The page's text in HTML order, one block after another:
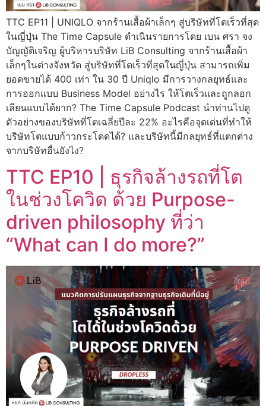
TTC EP11 | UNIQLO จากร้านเสื้อผ้าเล็กๆ สู่บริษัทที่โตเร็วที่สุด
ในญี่ปุ่น The Time Capsule ดำเนินรายการโดย เบน ศรา จง
บัญญัติเจริญ ผู้บริหารบริษัท LiB Consulting จากร้านเสื้อผ้า
เล็กๆในต่างจังหวัด สู่บริษัทที่โตเร็วที่สุดในญี่ปุ่น สามารถเพิ่ม
ยอดขายได้ 400 เท่า ใน 30 ปี Uniqlo มีการวางกลยุทธ์และ
การออกแบบ Business Model อย่างไร ให้โตเร็วและถูกลอก
เลียนแบบได้ยาก? The Time Capsule Podcast นำท่านไปดู
ตัวอย่างของบริษัทที่โตเฉลี่ยปีละ 22% อะไรคือจุดเด่นที่ทำให้
บริษัทโตแบบก้าวกระโดดได้? และบริษัทนี้มีกลยุทธ์ที่แตกต่าง
จากบริษัทอื่นยังไง?
TTC EP10 | ธุรกิจล้างรถที่โต
ในช่วงโควิด ด้วย Purpose-
driven philosophy ที่ว่า
“What can I do more?”